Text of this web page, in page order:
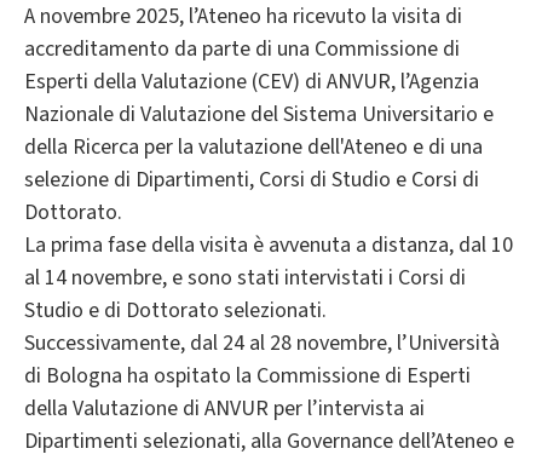
A novembre 2025, l’Ateneo ha ricevuto la visita di
accreditamento da parte di una Commissione di
Esperti della Valutazione (CEV) di ANVUR, l’Agenzia
Nazionale di Valutazione del Sistema Universitario e
della Ricerca per la valutazione dell'Ateneo e di una
selezione di Dipartimenti, Corsi di Studio e Corsi di
Dottorato.
La prima fase della visita è avvenuta a distanza, dal 10
al 14 novembre, e sono stati intervistati i Corsi di
Studio e di Dottorato selezionati.
Successivamente, dal 24 al 28 novembre, l’Università
di Bologna ha ospitato la Commissione di Esperti
della Valutazione di ANVUR per l’intervista ai
Dipartimenti selezionati, alla Governance dell’Ateneo e